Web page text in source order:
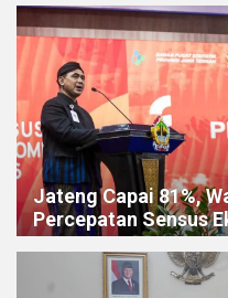
Jateng Capai 81%,
Percepatan Sensus